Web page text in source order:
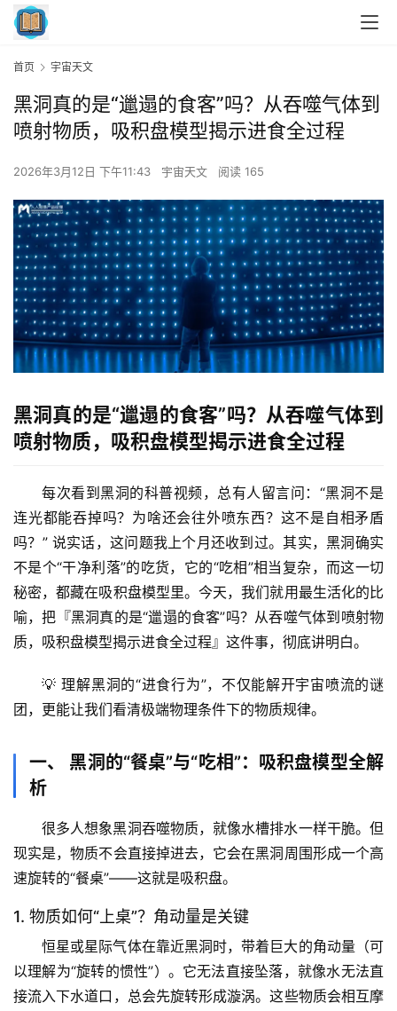
首页 宇宙天文
黑洞真的是“邋遢的食客”吗？从吞噬气体到
喷射物质，吸积盘模型揭示进食全过程
2026年3月12日 下午11:43 宇宙天文 阅读 165
黑洞真的是“邋遢的食客”吗？从吞噬气体到
喷射物质，吸积盘模型揭示进食全过程
每次看到黑洞的科普视频，总有人留言问：“黑洞不是
连光都能吞掉吗？为啥还会往外喷东西？这不是自相矛盾
吗？” 说实话，这问题我上个月还收到过。其实，黑洞确实
不是个“干净利落”的吃货，它的“吃相”相当复杂，而这一切
秘密，都藏在吸积盘模型里。今天，我们就用最生活化的比
喻，把『黑洞真的是“邋遢的食客”吗？从吞噬气体到喷射物
质，吸积盘模型揭示进食全过程』这件事，彻底讲明白。
💡 理解黑洞的“进食行为”，不仅能解开宇宙喷流的谜
团，更能让我们看清极端物理条件下的物质规律。
一、 黑洞的“餐桌”与“吃相”：吸积盘模型全解
析
很多人想象黑洞吞噬物质，就像水槽排水一样干脆。但
现实是，物质不会直接掉进去，它会在黑洞周围形成一个高
速旋转的“餐桌”——这就是吸积盘。
1. 物质如何“上桌”？角动量是关键
恒星或星际气体在靠近黑洞时，带着巨大的角动量（可
以理解为“旋转的惯性”）。它无法直接坠落，就像水无法直
接流入下水道口，总会先旋转形成漩涡。这些物质会相互摩